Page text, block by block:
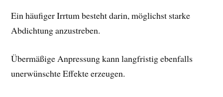
Ein häufiger Irrtum besteht darin, möglichst starke
Abdichtung anzustreben.
Übermäßige Anpressung kann langfristig ebenfalls
unerwünschte Effekte erzeugen.